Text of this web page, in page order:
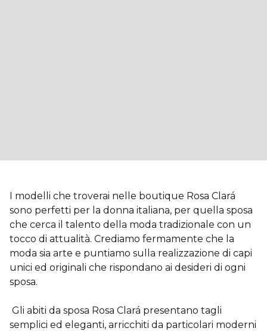
I modelli che troverai nelle boutique Rosa Clará
sono perfetti per la donna italiana, per quella sposa
che cerca il talento della moda tradizionale con un
tocco di attualità. Crediamo fermamente che la
moda sia arte e puntiamo sulla realizzazione di capi
unici ed originali che rispondano ai desideri di ogni
sposa.
Gli abiti da sposa Rosa Clará presentano tagli
semplici ed eleganti, arricchiti da particolari moderni